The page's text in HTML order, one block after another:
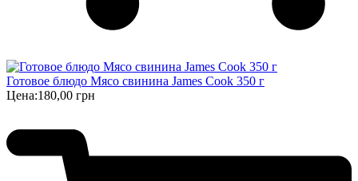
Готовое блюдо Мясо свинина James Cook 350 г
Цена:180,00 грн